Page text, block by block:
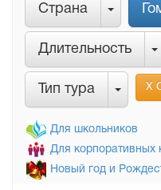
Страна
Длительность
Тип тура Х
Для школьников
Для корпоративных
Новый год и